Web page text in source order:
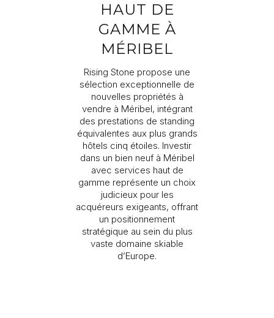
Je souhaite recevoir des informations sur l’actualité
Rising Stone.
ENVOYER
Les informations recueillies sont nécessaires au traitement de
votre demande par Rising Stone. Vous pouvez consulter notre
Politique de confidentialité. À tout moment, vous disposez
d’un droit d’accès, de modification et de suppression de vos
HAUT DE
GAMME À
MÉRIBEL
Rising Stone propose une
sélection exceptionnelle de
nouvelles propriétés à
vendre à Méribel, intégrant
des prestations de standing
équivalentes aux plus grands
hôtels cinq étoiles. Investir
dans un bien neuf à Méribel
avec services haut de
gamme représente un choix
judicieux pour les
acquéreurs exigeants, offrant
un positionnement
stratégique au sein du plus
vaste domaine skiable
d’Europe.